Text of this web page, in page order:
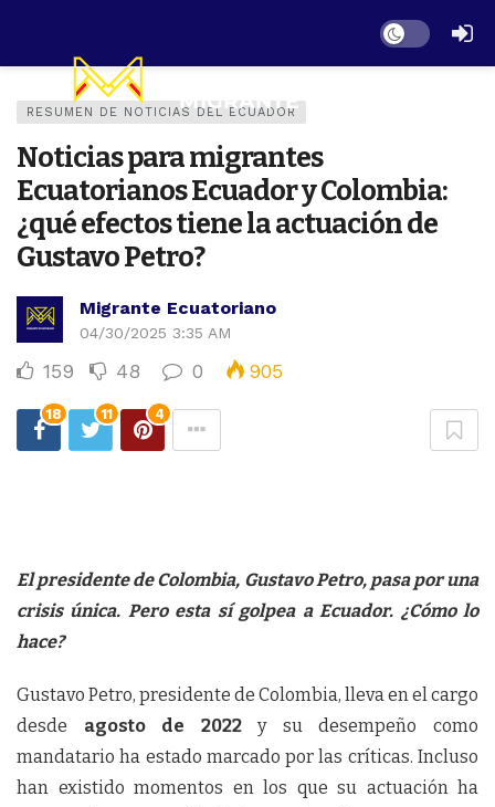
Dark mode
RESUMEN DE NOTICIAS DEL ECUADOR
Noticias para migrantes
Ecuatorianos Ecuador y Colombia:
¿qué efectos tiene la actuación de
Gustavo Petro?
Migrante Ecuatoriano
04/30/2025 3:35 AM
159 48 0 905
18 11 4
El presidente de Colombia, Gustavo Petro, pasa por una
crisis única. Pero esta sí golpea a Ecuador. ¿Cómo lo
hace?
Gustavo Petro, presidente de Colombia, lleva en el cargo
desde agosto de 2022y su desempeño como
mandatario ha estado marcado por las críticas. Incluso
han existido momentos en los que su actuación ha